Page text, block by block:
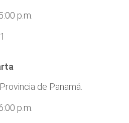
p.m.
de Panamá.
p.m.